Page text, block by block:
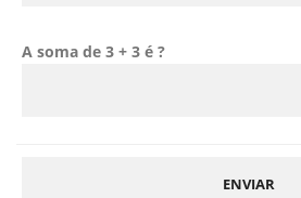
A soma de 3 + 3 é ?